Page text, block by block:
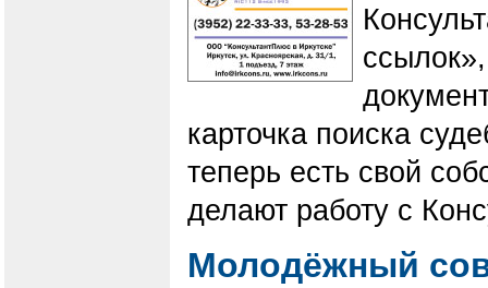
карточка поиска
теперь есть свой
делают работу с
Молодёжный